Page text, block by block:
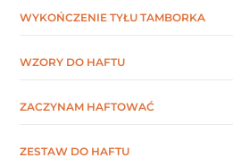
WYKOŃCZENIE TYŁU TAMBORKA
WZORY DO HAFTU
ZACZYNAM HAFTOWAĆ
ZESTAW DO HAFTU